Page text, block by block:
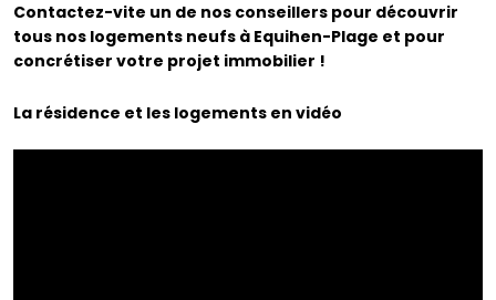
Contactez-vite un de nos conseillers pour découvrir
tous nos logements neufs à Equihen-Plage et pour
concrétiser votre projet immobilier !
La résidence et les logements en vidéo